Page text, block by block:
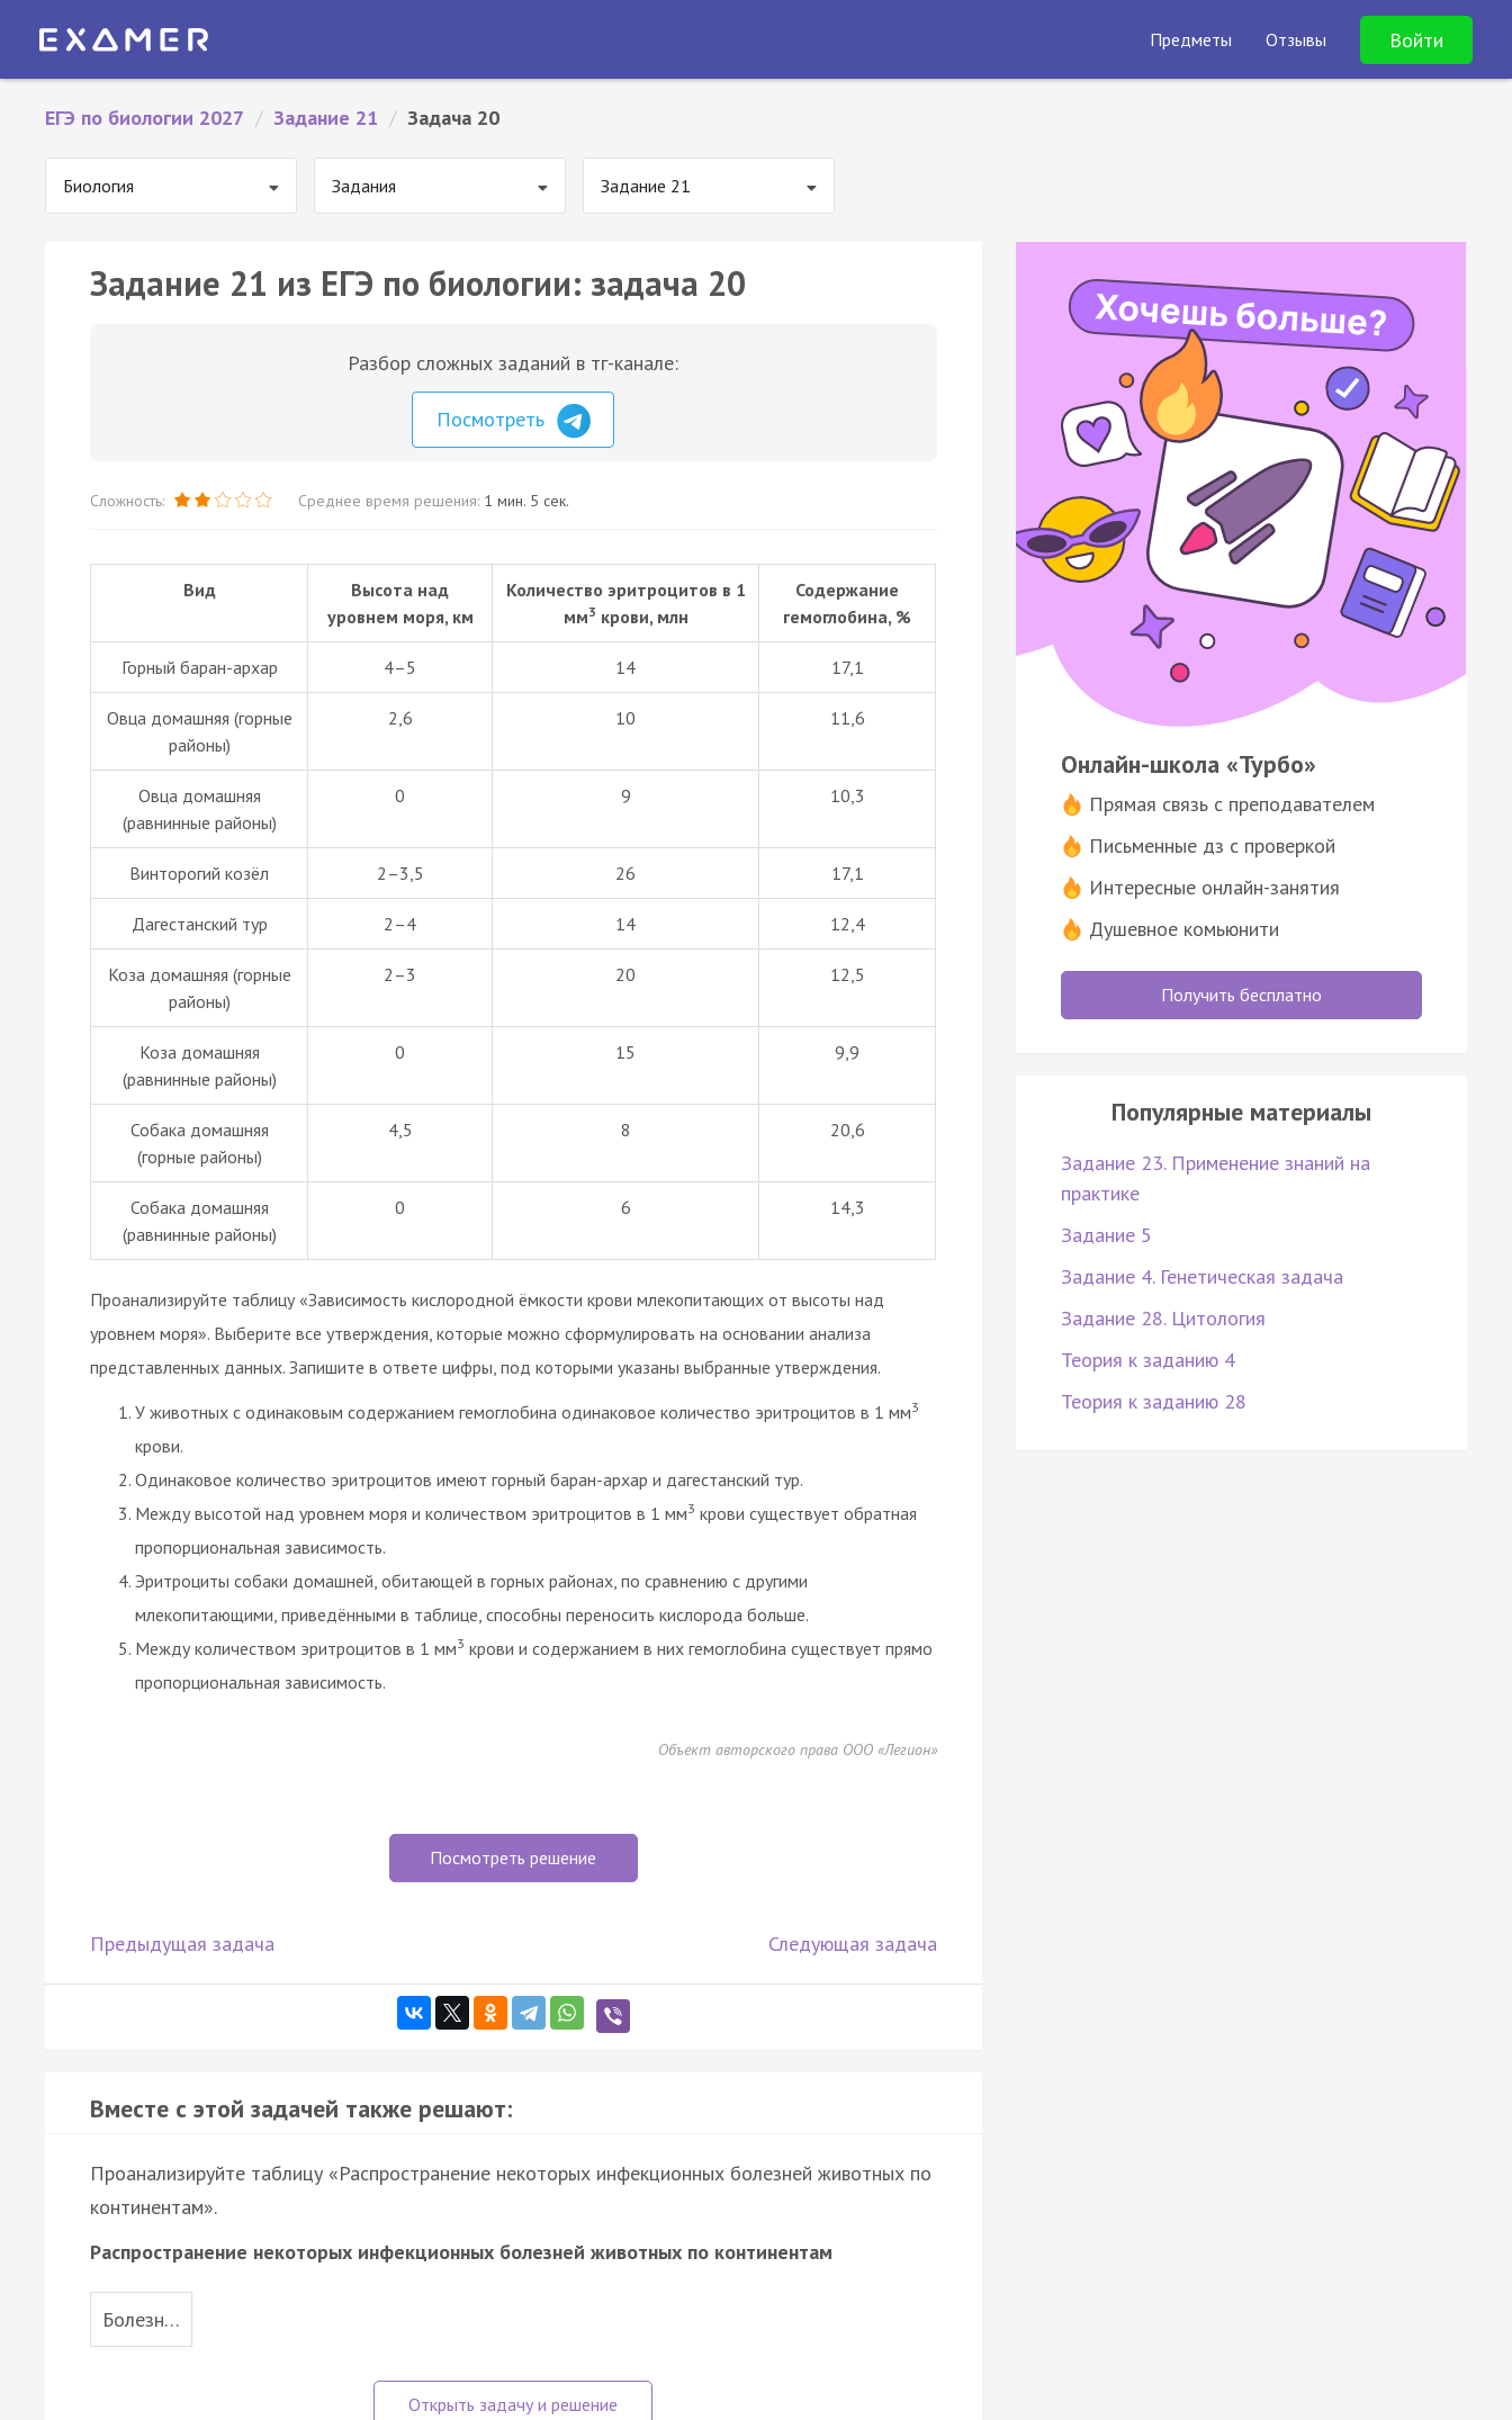
Предметы Отзывы Войти
ЕГЭ по биологии 2027 / Задание 21 / Задача 20
Биология Задания Задание 21
Задание 21 из ЕГЭ по биологии: задача 20
Разбор сложных заданий в тг-канале:
Посмотреть
Сложность: Среднее время решения: 1 мин. 5 сек.
Вид
Высота над
уровнем моря, км
Количество эритроцитов в 1
мм3 крови, млн
Содержание
гемоглобина, %
Горный баран-архар 4–5 14 17,1
Овца домашняя (горные
районы)
2,6 10 11,6
Овца домашняя
(равнинные районы)
0 9 10,3
Винторогий козёл 2–3,5 26 17,1
Дагестанский тур 2–4 14 12,4
Коза домашняя (горные
районы)
2–3 20 12,5
Коза домашняя
(равнинные районы)
0 15 9,9
Собака домашняя
(горные районы)
4,5 8 20,6
Собака домашняя
(равнинные районы)
0 6 14,3
Проанализируйте таблицу «Зависимость кислородной ёмкости крови млекопитающих от высоты над
уровнем моря». Выберите все утверждения, которые можно сформулировать на основании анализа
представленных данных. Запишите в ответе цифры, под которыми указаны выбранные утверждения.
У животных с одинаковым содержанием гемоглобина одинаковое количество эритроцитов в 1 мм3
крови.
Одинаковое количество эритроцитов имеют горный баран-архар и дагестанский тур.
Между высотой над уровнем моря и количеством эритроцитов в 1 мм3 крови существует обратная
пропорциональная зависимость.
Эритроциты собаки домашней, обитающей в горных районах, по сравнению с другими
млекопитающими, приведёнными в таблице, способны переносить кислорода больше.
Между количеством эритроцитов в 1 мм3 крови и содержанием в них гемоглобина существует прямо
пропорциональная зависимость.
Объект авторского права ООО «Легион»
Посмотреть решение
Предыдущая задача Следующая задача
Вместе с этой задачей также решают:
Проанализируйте таблицу «Распространение некоторых инфекционных болезней животных по
континентам».
Распространение некоторых инфекционных болезней животных по континентам
Болезн…
Онлайн-школа «Турбо»
Прямая связь с преподавателем
Письменные дз с проверкой
Интересные онлайн-занятия
Душевное комьюнити
Получить бесплатно
Популярные материалы
Задание 23. Применение знаний на
практике
Задание 5
Задание 4. Генетическая задача
Задание 28. Цитология
Теория к заданию 4
Теория к заданию 28